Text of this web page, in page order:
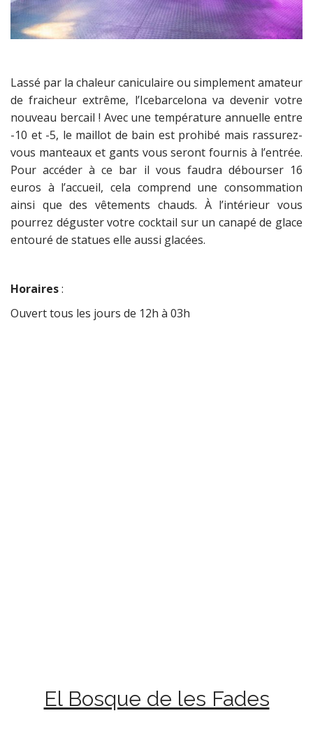
Lassé par la chaleur caniculaire ou simplement amateur
de fraicheur extrême, l’Icebarcelona va devenir votre
nouveau bercail ! Avec une température annuelle entre
-10 et -5, le maillot de bain est prohibé mais rassurez-
vous manteaux et gants vous seront fournis à l’entrée.
Pour accéder à ce bar il vous faudra débourser 16
euros à l’accueil, cela comprend une consommation
ainsi que des vêtements chauds. À l’intérieur vous
pourrez déguster votre cocktail sur un canapé de glace
entouré de statues elle aussi glacées.
Horaires:
Ouvert tous les jours de 12h à 03h
El Bosque de les Fades